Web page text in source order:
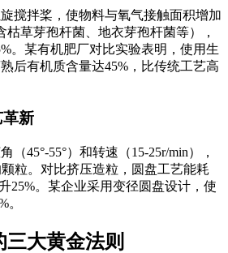
搅拌桨，使物料与氧气接触面积增加
枯草芽孢杆菌、地衣芽孢杆菌等），
。某有机肥厂对比实验表明，使用生
后有机质含量达45%，比传统工艺高
革新
（45°-55°）和转速（15-25r/min），
粒。对比挤压造粒，圆盘工艺能耗
25%。某企业采用变径圆盘设计，使
。
大黄金法则